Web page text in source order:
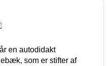
en autodidakt
som er stifter af